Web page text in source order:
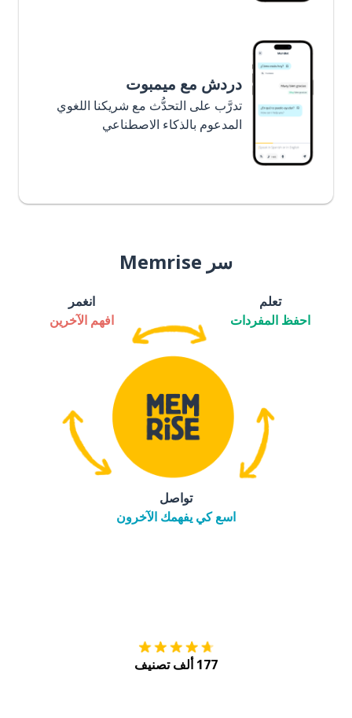
دردش مع ميمبوت
تدرَّب على التحدُّث مع شريكنا اللغوي
المدعوم بالذكاء الاصطناعي
سر Memrise
تعلم
احفظ المفردات
انغمر
افهم الآخرين
تواصل
اسع كي يفهمك الآخرون
177 ألف تصنيف